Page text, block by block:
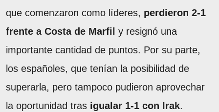
que comenzaron como líderes, perdieron 2-1
frente a Costa de Marfil y resignó una
importante cantidad de puntos. Por su parte,
los españoles, que tenían la posibilidad de
superarla, pero tampoco pudieron aprovechar
la oportunidad tras igualar 1-1 con Irak.